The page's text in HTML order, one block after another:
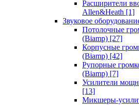
Расширители
Allen&Heath [1]
Звуковое
Потолочные
(Biamp) [27]
Корпусные
(Biamp) [42]
Рупорные
(Biamp) [7]
Усилители
[13]
Микшеры-